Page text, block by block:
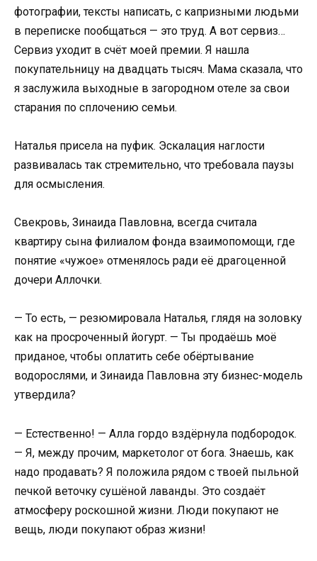
фотографии, тексты написать, с капризными людьми
в переписке пообщаться — это труд. А вот сервиз…
Сервиз уходит в счёт моей премии. Я нашла
покупательницу на двадцать тысяч. Мама сказала, что
я заслужила выходные в загородном отеле за свои
старания по сплочению семьи.
Наталья присела на пуфик. Эскалация наглости
развивалась так стремительно, что требовала паузы
для осмысления.
Свекровь, Зинаида Павловна, всегда считала
квартиру сына филиалом фонда взаимопомощи, где
понятие «чужое» отменялось ради её драгоценной
дочери Аллочки.
— То есть, — резюмировала Наталья, глядя на золовку
как на просроченный йогурт. — Ты продаёшь моё
приданое, чтобы оплатить себе обёртывание
водорослями, и Зинаида Павловна эту бизнес-модель
утвердила?
— Естественно! — Алла гордо вздёрнула подбородок.
— Я, между прочим, маркетолог от бога. Знаешь, как
надо продавать? Я положила рядом с твоей пыльной
печкой веточку сушёной лаванды. Это создаёт
атмосферу роскошной жизни. Люди покупают не
вещь, люди покупают образ жизни!